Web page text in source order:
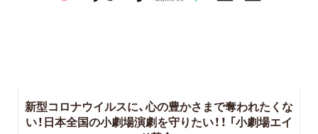
新型コロナウイルスに、心の豊かさまで奪われたくな
い！日本全国の小劇場演劇を守りたい！！ 「小劇場エイ